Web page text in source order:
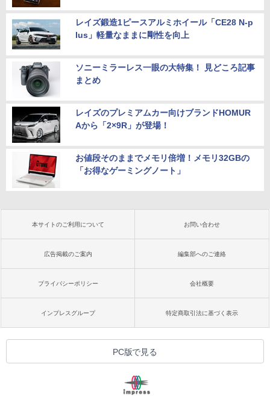
レイズ鍛造1ピースアルミホイール「CE28 N-p
lus」軽量なままに剛性を向上
ソニーミラーレス一眼の大特集！ 見どころ記事
まとめ
レイズのプレミアムカー向けブランドHOMUR
Aから「2×9R」が登場！
お値段そのままでメモリ倍増！メモリ32GBの
「お得なゲーミングノート」
本サイトのご利用について お問い合わせ
広告掲載のご案内 編集部へのご連絡
プライバシーポリシー 会社概要
インプレスグループ 特定商取引法に基づく表示
PC版で見る